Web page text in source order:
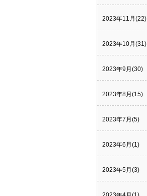
2023年11月(22)
2023年10月(31)
2023年9月(30)
2023年8月(15)
2023年7月(5)
2023年6月(1)
2023年5月(3)